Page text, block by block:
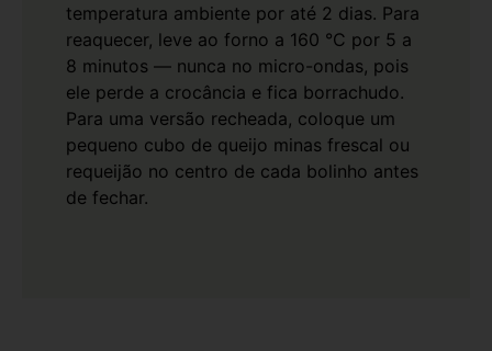
temperatura ambiente por até 2 dias. Para
reaquecer, leve ao forno a 160 °C por 5 a
8 minutos — nunca no micro-ondas, pois
ele perde a crocância e fica borrachudo.
Para uma versão recheada, coloque um
pequeno cubo de queijo minas frescal ou
requeijão no centro de cada bolinho antes
de fechar.